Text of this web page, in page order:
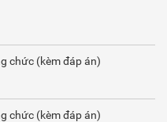
chức (kèm đáp án)
chức (kèm đáp án)